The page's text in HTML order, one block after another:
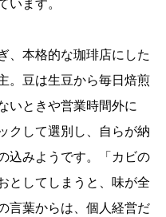
、本格的な珈琲店にした
。豆は生豆から毎日焙煎
いときや営業時間外に
クして選別し、自らが納
込みようです。「カビの
としてしまうと、味が全
言葉からは、個人経営だ